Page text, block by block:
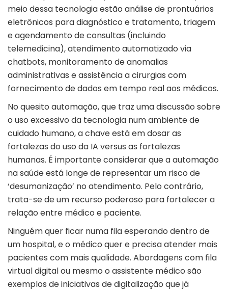
meio dessa tecnologia estão análise de prontuários
eletrônicos para diagnóstico e tratamento, triagem
e agendamento de consultas (incluindo
telemedicina), atendimento automatizado via
chatbots, monitoramento de anomalias
administrativas e assistência a cirurgias com
fornecimento de dados em tempo real aos médicos.
No quesito automação, que traz uma discussão sobre
o uso excessivo da tecnologia num ambiente de
cuidado humano, a chave está em dosar as
fortalezas do uso da IA versus as fortalezas
humanas. É importante considerar que a automação
na saúde está longe de representar um risco de
‘desumanização’ no atendimento. Pelo contrário,
trata-se de um recurso poderoso para fortalecer a
relação entre médico e paciente.
Ninguém quer ficar numa fila esperando dentro de
um hospital, e o médico quer e precisa atender mais
pacientes com mais qualidade. Abordagens com fila
virtual digital ou mesmo o assistente médico são
exemplos de iniciativas de digitalização que já